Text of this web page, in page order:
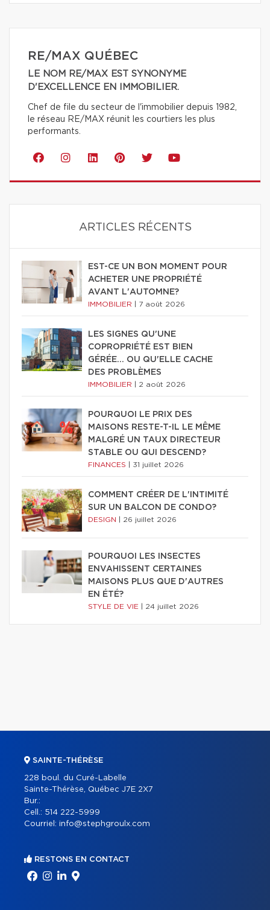
RE/MAX QUÉBEC
LE NOM RE/MAX EST SYNONYME
D'EXCELLENCE EN IMMOBILIER.
Chef de file du secteur de l'immobilier depuis 1982,
le réseau RE/MAX réunit les courtiers les plus
performants.
ARTICLES RÉCENTS
EST-CE UN BON MOMENT POUR
ACHETER UNE PROPRIÉTÉ
AVANT L'AUTOMNE?
IMMOBILIER 7 août 2026
LES SIGNES QU'UNE
COPROPRIÉTÉ EST BIEN
GÉRÉE… OU QU'ELLE CACHE
DES PROBLÈMES
IMMOBILIER 2 août 2026
POURQUOI LE PRIX DES
MAISONS RESTE-T-IL LE MÊME
MALGRÉ UN TAUX DIRECTEUR
STABLE OU QUI DESCEND?
FINANCES 31 juillet 2026
COMMENT CRÉER DE L'INTIMITÉ
SUR UN BALCON DE CONDO?
DESIGN 26 juillet 2026
POURQUOI LES INSECTES
ENVAHISSENT CERTAINES
MAISONS PLUS QUE D'AUTRES
EN ÉTÉ?
STYLE DE VIE 24 juillet 2026
SAINTE-THÉRÈSE
228 boul. du Curé-Labelle
Sainte-Thérèse, Québec J7E 2X7
Bur.:
Cell.: 514 222-5999
Courriel: info@stephgroulx.com
RESTONS EN CONTACT